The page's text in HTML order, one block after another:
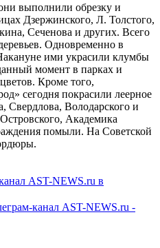
выполнили обрезку и
Дзержинского, Л. Толстого,
Сеченова и других. Всего
Одновременно в
ими украсили клумбы
момент в парках и
Кроме того,
сегодня покрасили леерное
Свердлова, Володарского и
Академика
помыли. На Советской
AST-NEWS.ru в
канал AST-NEWS.ru -